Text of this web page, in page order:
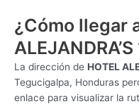
¿Cómo llegar
ALEJANDRA’S
La dirección de HOTEL
Tegucigalpa, Honduras
enlace para visualizar la